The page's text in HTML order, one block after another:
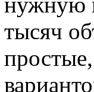
тысяч